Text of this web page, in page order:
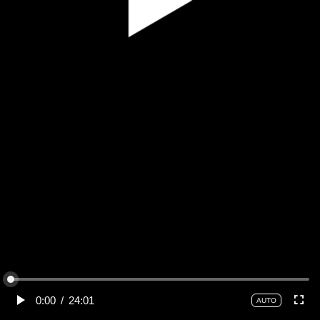
0:00 / 24:01 AUTO